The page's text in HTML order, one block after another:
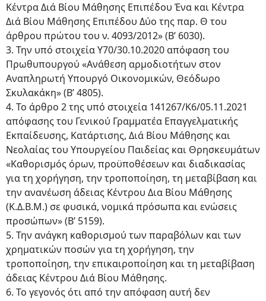
Κέντρα Διά Βίου Μάθησης Επιπέδου Ένα και Κέντρα
Διά Βίου Μάθησης Επιπέδου Δύο της παρ. Θ του
άρθρου πρώτου του ν. 4093/2012» (Β’ 6030).
3. Την υπό στοιχεία Υ70/30.10.2020 απόφαση του
Πρωθυπουργού «Ανάθεση αρμοδιοτήτων στον
Αναπληρωτή Υπουργό Οικονομικών, Θεόδωρο
Σκυλακάκη» (Β’ 4805).
4. Το άρθρο 2 της υπό στοιχεία 141267/Κ6/05.11.2021
απόφασης του Γενικού Γραμματέα Επαγγελματικής
Εκπαίδευσης, Κατάρτισης, Διά Βίου Μάθησης και
Νεολαίας του Υπουργείου Παιδείας και Θρησκευμάτων
«Καθορισμός όρων, προϋποθέσεων και διαδικασίας
για τη χορήγηση, την τροποποίηση, τη μεταβίβαση και
την ανανέωση άδειας Κέντρου Δια Βίου Μάθησης
(Κ.Δ.Β.Μ.) σε φυσικά, νομικά πρόσωπα και ενώσεις
προσώπων» (Β’ 5159).
5. Την ανάγκη καθορισμού των παραβόλων και των
χρηματικών ποσών για τη χορήγηση, την
τροποποίηση, την επικαιροποίηση και τη μεταβίβαση
άδειας Κέντρου Διά Βίου Μάθησης.
6. Το γεγονός ότι από την απόφαση αυτή δεν